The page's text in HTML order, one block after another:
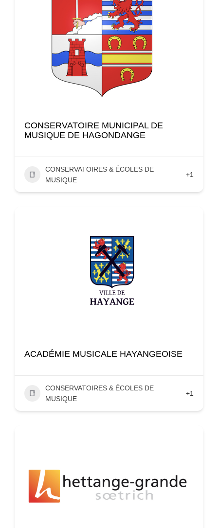
CONSERVATOIRE MUNICIPAL DE
MUSIQUE DE HAGONDANGE
CONSERVATOIRES & ÉCOLES DE
MUSIQUE
+1
ACADÉMIE MUSICALE HAYANGEOISE
CONSERVATOIRES & ÉCOLES DE
MUSIQUE
+1